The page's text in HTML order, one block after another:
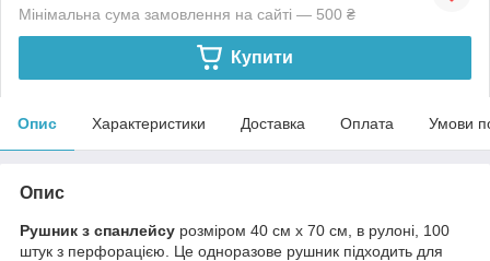
Мінімальна сума замовлення на сайті — 500 ₴
Купити
Опис Характеристики Доставка Оплата Умови
Опис
Рушник з спанлейсу розміром 40 см x 70 см, в рулоні, 100
штук з перфорацією. Це одноразове рушник підходить для